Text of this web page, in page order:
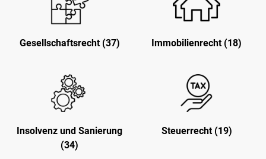
Gesellschaftsrecht (37) Immobilienrecht (18)
Insolvenz und Sanierung
(34)
Steuerrecht (19)